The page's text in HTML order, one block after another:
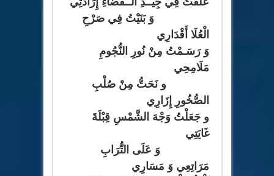
وَ بَنَيْتُ فِي صَرْحِ
الْعُلَا أَقْدَارِي
وَ رَسَـمْتُ مِنْ نُورِ النُّجُومِ
مَلَامِحِي
و نَحَتُّ مِنْ صُلْبِ
الصُّخُورِ إِزَارِي
و جَعَلْتُ وَجْهَ الشَّمْسِ قِبْلَةَ
غَايَتِي
وَ عَلَى التُّرَابِ
مَرَاتِعِي وَ مَسَارِي